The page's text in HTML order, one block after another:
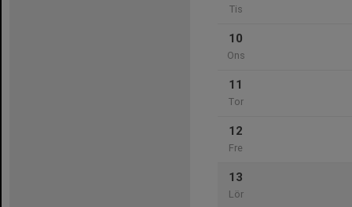
Tis
10
Ons
11
Tor
12
Fre
13
Lör